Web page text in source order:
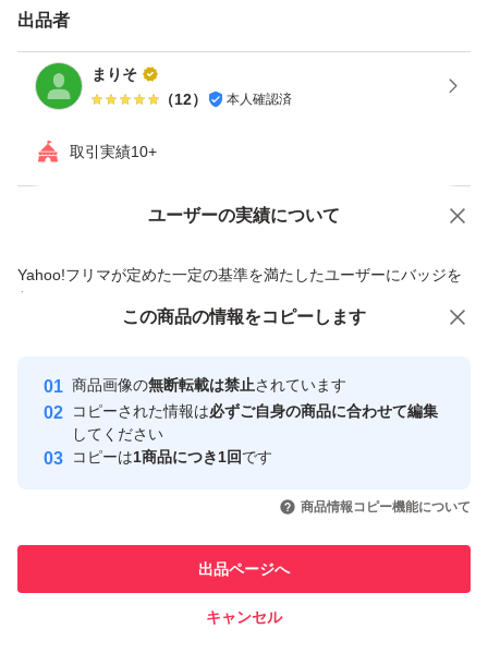
出品者
まりそ
（12） 本人確認済
取引実績10+
ユーザーの実績について
Yahoo!フリマが定めた一定の基準を満たしたユーザーにバッジを
付与しています
安心取引出品者
心・安全なユーザーです
取引実績
引を完了させた実績があります
での取引実績があります
価格の相談 商品への質問
この商品の情報をコピーします
商品画像の無断転載は禁止されています
コピーされた情報は必ずご自身の商品に合わせて編集
してください
コピーは1商品につき1回です
商品情報コピー機能について
出品ページへ
キャンセル
この商品をみている人にオススメ